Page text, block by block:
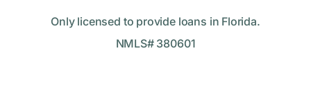
Only licensed to provide loans in Florida.
NMLS# 380601